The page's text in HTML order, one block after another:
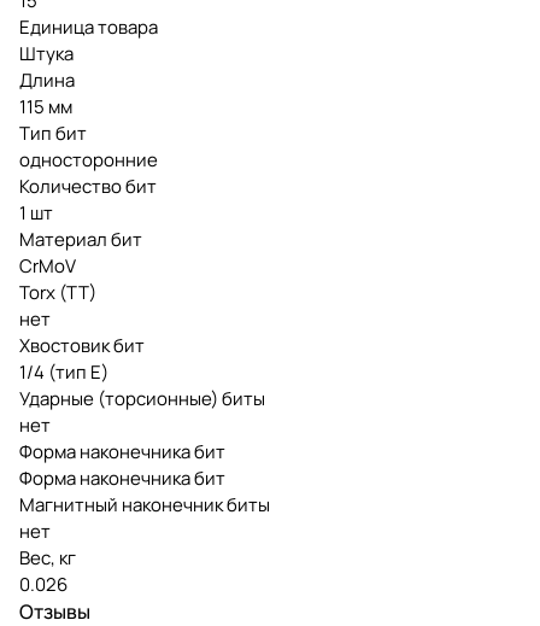
Единица товара
Штука
Длина
115 мм
Тип бит
односторонние
Количество бит
1 шт
Материал бит
CrMoV
Torx (TT)
нет
Хвостовик бит
1/4 (тип Е)
Ударные (торсионные) биты
нет
Форма наконечника бит
Форма наконечника бит
Магнитный наконечник биты
нет
Вес, кг
0.026
Отзывы